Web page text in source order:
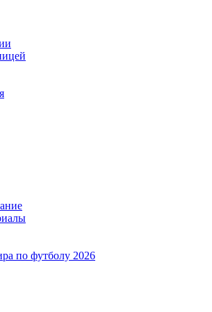
по футболу 2026